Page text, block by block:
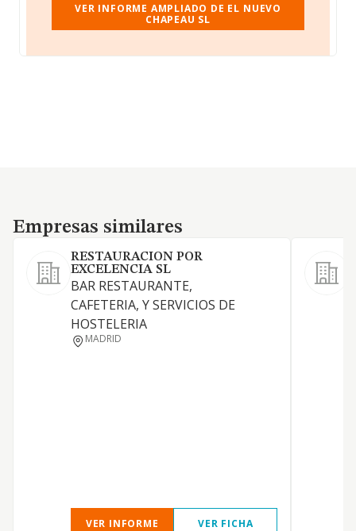
VER INFORME AMPLIADO DE EL NUEVO
CHAPEAU SL
Empresas similares
Empresas similares
RESTAURACION POR
EXCELENCIA SL
BAR RESTAURANTE,
CAFETERIA, Y SERVICIOS DE
HOSTELERIA
MADRID
VER INFORME VER FICHA